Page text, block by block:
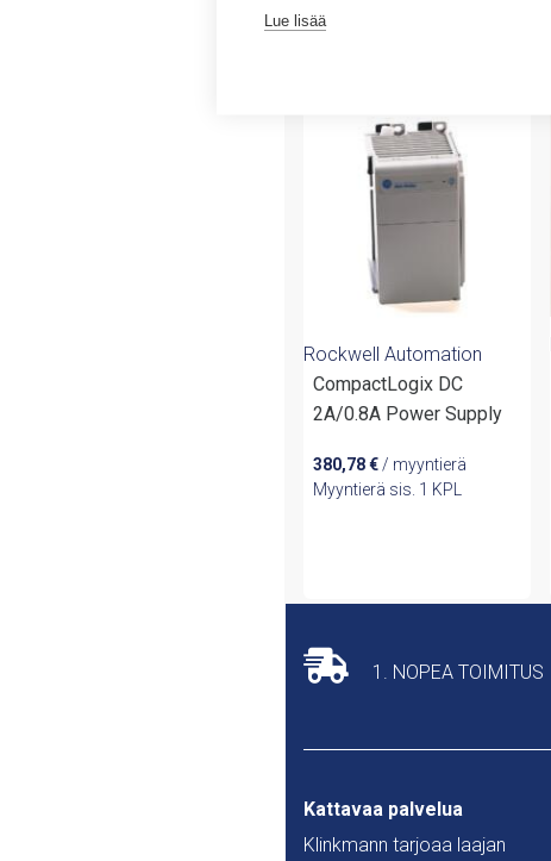
Lue lisää
Rockwell Automation
CompactLogix DC
2A/0.8A Power Supply
380,78€ / myyntierä
Myyntierä sis. 1 KPL
1. NOPEA TOIMITUS
Kattavaa palvelua
Klinkmann tarjoaa laajan